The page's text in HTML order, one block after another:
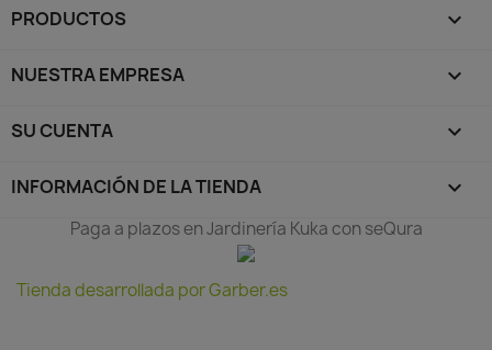
PRODUCTOS 
NUESTRA EMPRESA 
SU CUENTA 
INFORMACIÓN DE LA TIENDA keyboard_arrow_down
Paga a plazos en Jardinería Kuka con seQura
Tienda desarrollada por Garber.es